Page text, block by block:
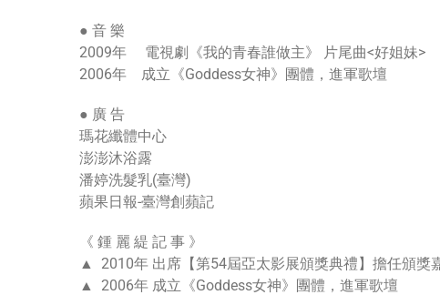
● 音 樂
2009年 電視劇《我的青春誰做主》 片尾曲<好姐妹>
2006年 成立《Goddess女神》團體，進軍歌壇
● 廣 告
瑪花纖體中心
澎澎沐浴露
潘婷洗髮乳(臺灣)
蘋果日報-臺灣創蘋記
《 鍾 麗 緹 記 事 》
▲ 2010年 出席【第54屆亞太影展頒獎典禮】擔任頒獎
▲ 2006年 成立《Goddess女神》團體，進軍歌壇